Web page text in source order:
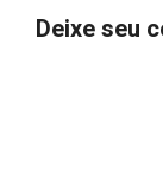
Deixe seu